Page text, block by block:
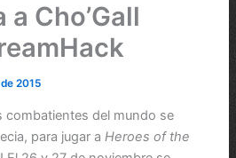
Cho’Gall
2015
combatientes del mundo se
para jugar aHeroes of the